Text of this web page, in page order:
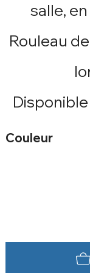
salle,
Rouleau
Couleur